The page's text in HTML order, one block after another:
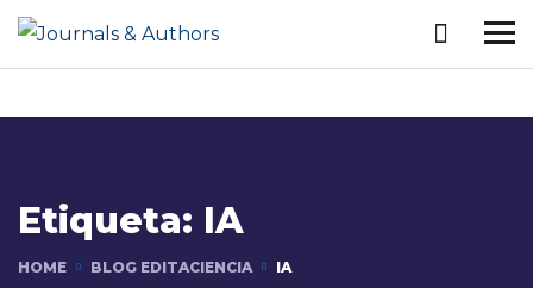
Etiqueta: IA
HOME BLOG EDITACIENCIA IA